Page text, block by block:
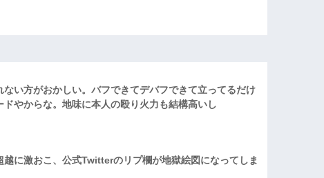
ない方がおかしい。バフできてデバフできて立ってるだけ
やからな。地味に本人の殴り火力も結構高いし
越に激おこ、公式Twitterのリプ欄が地獄絵図になってしま